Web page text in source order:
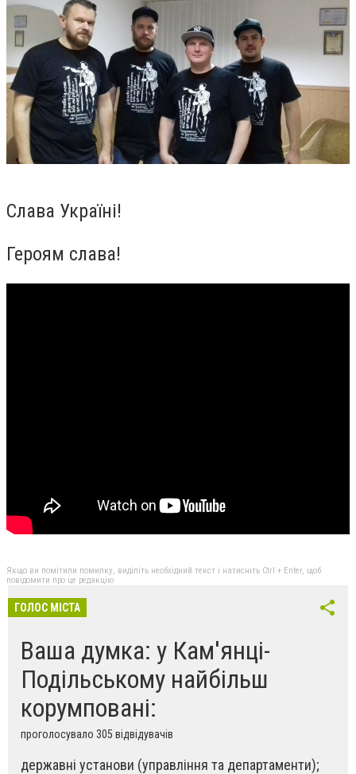
Слава Україні!
Героям слава!
Якщо ви помітили помилку, виділіть необхідний текст і натисніть Ctrl + Enter, щоб
повідомити про це редакцію
ГОЛОС МІСТА
Ваша думка: у Кам'янці-
Подільському найбільш
корумповані:
проголосувало 305 відвідувачів
державні установи (управління та департаменти);